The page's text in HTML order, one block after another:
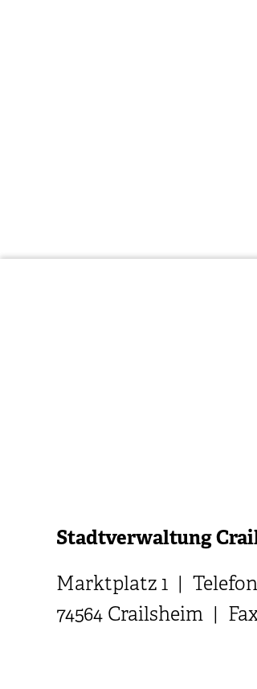
Stadtverwaltung
Marktplatz 1 | Telefon
74564 Crailsheim | Fax